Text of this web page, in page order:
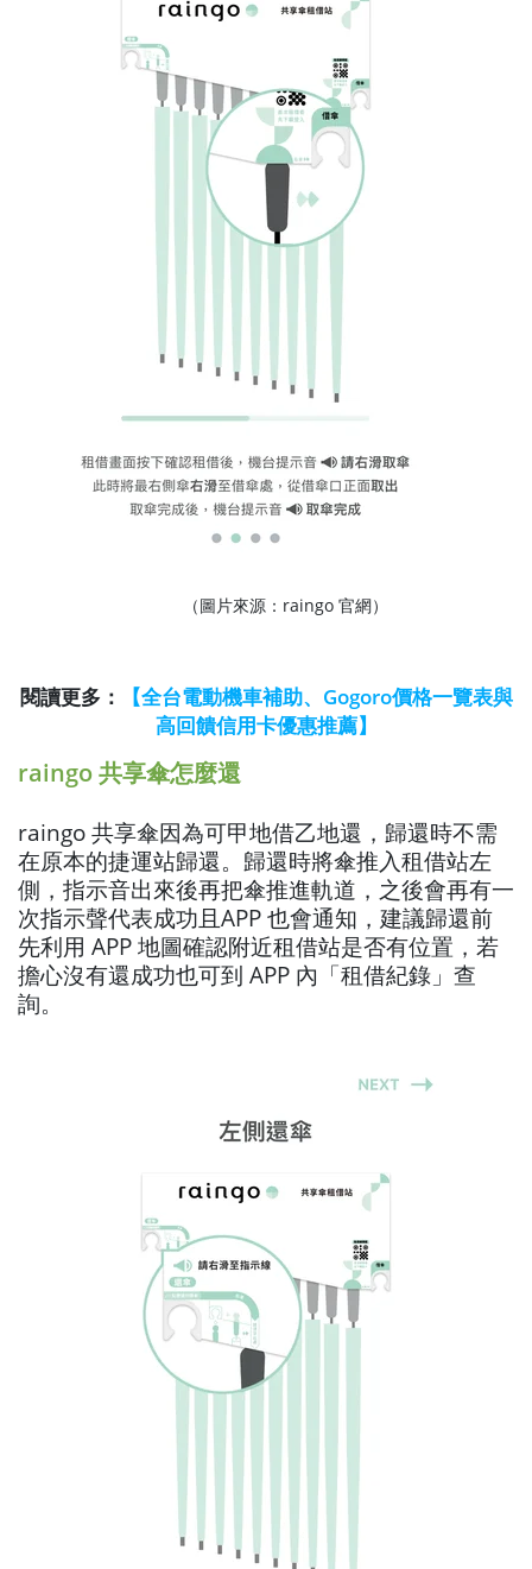
（圖片來源：raingo 官網）
閱讀更多：
【全台電動機車補助、Gogoro價格一覽表與
高回饋信用卡優惠推薦】
raingo 共享傘怎麼還
raingo 共享傘因為可甲地借乙地還，歸還時不需
在原本的捷運站歸還。歸還時將傘推入租借站左
側，指示音出來後再把傘推進軌道，之後會再有一
次指示聲代表成功且APP 也會通知，建議歸還前
先利用 APP 地圖確認附近租借站是否有位置，若
擔心沒有還成功也可到 APP 內「租借紀錄」查
詢。